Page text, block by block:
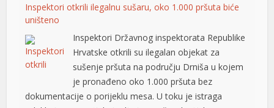
Inspektori otkrili ilegalnu sušaru, oko 1.000 pršuta biće
uništeno
Inspektori Državnog inspektorata Republike
Hrvatske otkrili su ilegalan objekat za
sušenje pršuta na području Drniša u kojem
je pronađeno oko 1.000 pršuta bez
dokumentacije o porijeklu mesa. U toku je istraga